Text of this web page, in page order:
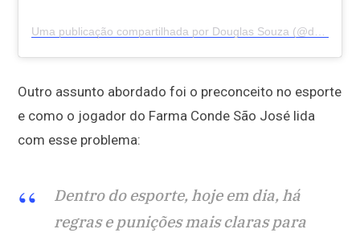
Outro assunto abordado foi o preconceito no esporte
e como o jogador do Farma Conde São José lida
com esse problema:
Dentro do esporte, hoje em dia, há
regras e punições mais claras para